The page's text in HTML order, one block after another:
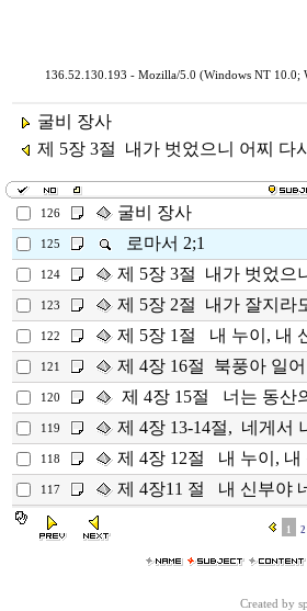
136.52.130.193 - Mozilla/5.0 (Windows NT
굴비 장사
제 5장 3절 내가 벗었으니 어찌
126 굴비 장사
125 로마서 2;1
124 제 5장 3절 내가 벗었
123 제 5장 2절 내가 잘지라
122 제 5장 1절 내 누이, 내
121 제 4장 16절 북풍아 일
120 제 4장 15절 너는 동산
119 제 4장 13-14절, 네게서
118 제 4장 12절 내 누이, 내
117 제 4장11 절 내 신부야
1 2
Created by